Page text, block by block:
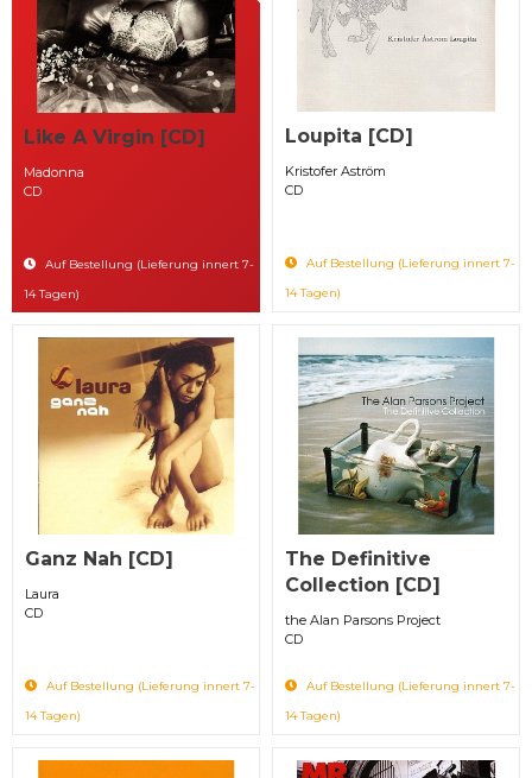
Like A Virgin [CD]
Madonna
CD
Auf Bestellung (Lieferung innert 7-
14 Tagen)
Loupita [CD]
Kristofer Aström
CD
Auf Bestellung (Lieferung innert 7-
14 Tagen)
Ganz Nah [CD]
Laura
CD
Auf Bestellung (Lieferung innert 7-
14 Tagen)
The Definitive
Collection [CD]
the Alan Parsons Project
CD
Auf Bestellung (Lieferung innert 7-
14 Tagen)